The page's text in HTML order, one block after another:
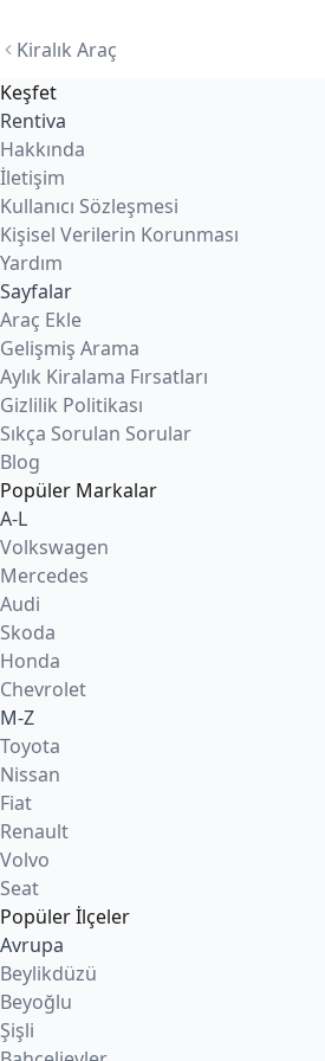
Kiralık Araç
Keşfet
Rentiva
Hakkında
İletişim
Kullanıcı Sözleşmesi
Kişisel Verilerin Korunması
Yardım
Sayfalar
Araç Ekle
Gelişmiş Arama
Aylık Kiralama Fırsatları
Gizlilik Politikası
Sıkça Sorulan Sorular
Blog
Popüler Markalar
A-L
Volkswagen
Mercedes
Audi
Skoda
Honda
Chevrolet
M-Z
Toyota
Nissan
Fiat
Renault
Volvo
Seat
Popüler İlçeler
Avrupa
Beylikdüzü
Beyoğlu
Şişli